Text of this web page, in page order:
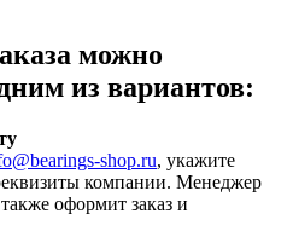
можно
из вариантов:
shop.ru, укажите
компании. Менеджер
оформит заказ и